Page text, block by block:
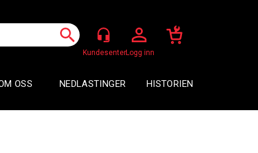
Logg inn
OSS NEDLASTINGER HISTORIEN